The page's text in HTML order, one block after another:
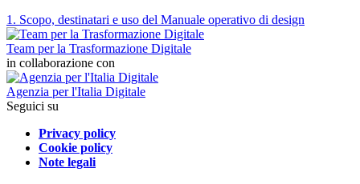
1. Scopo, destinatari e uso del Manuale operativo di design
Team per la Trasformazione Digitale
in collaborazione con
Agenzia per l'Italia Digitale
Seguici su
Privacy policy
Cookie policy
Note legali